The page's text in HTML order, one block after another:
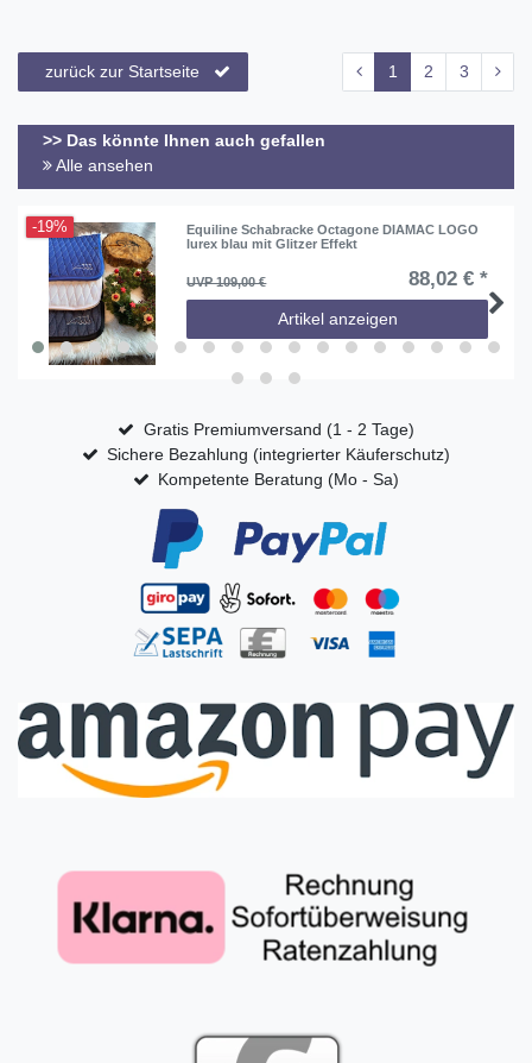
zurück zur Startseite 1 2 3
>> Das könnte Ihnen auch gefallen
Alle ansehen
-19%
Equiline Schabracke Octagone DIAMAC LOGO
lurex blau mit Glitzer Effekt
UVP 109,00 € 88,02 € *
Artikel anzeigen
Gratis Premiumversand (1 - 2 Tage)
Sichere Bezahlung (integrierter Käuferschutz)
Kompetente Beratung (Mo - Sa)